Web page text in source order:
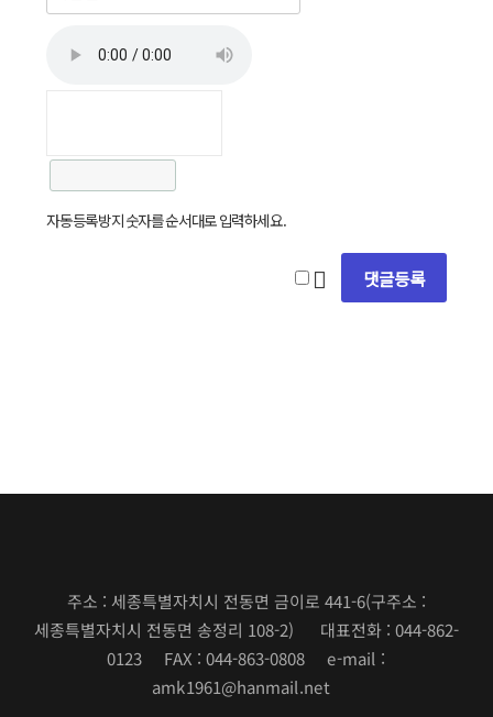
자동등록방지 숫자를 순서대로 입력하세요.
주소 : 세종특별자치시 전동면 금이로 441-6(구주소 :
세종특별자치시 전동면 송정리 108-2) 대표전화 : 044-862-
0123 FAX : 044-863-0808 e-mail :
amk1961@hanmail.net